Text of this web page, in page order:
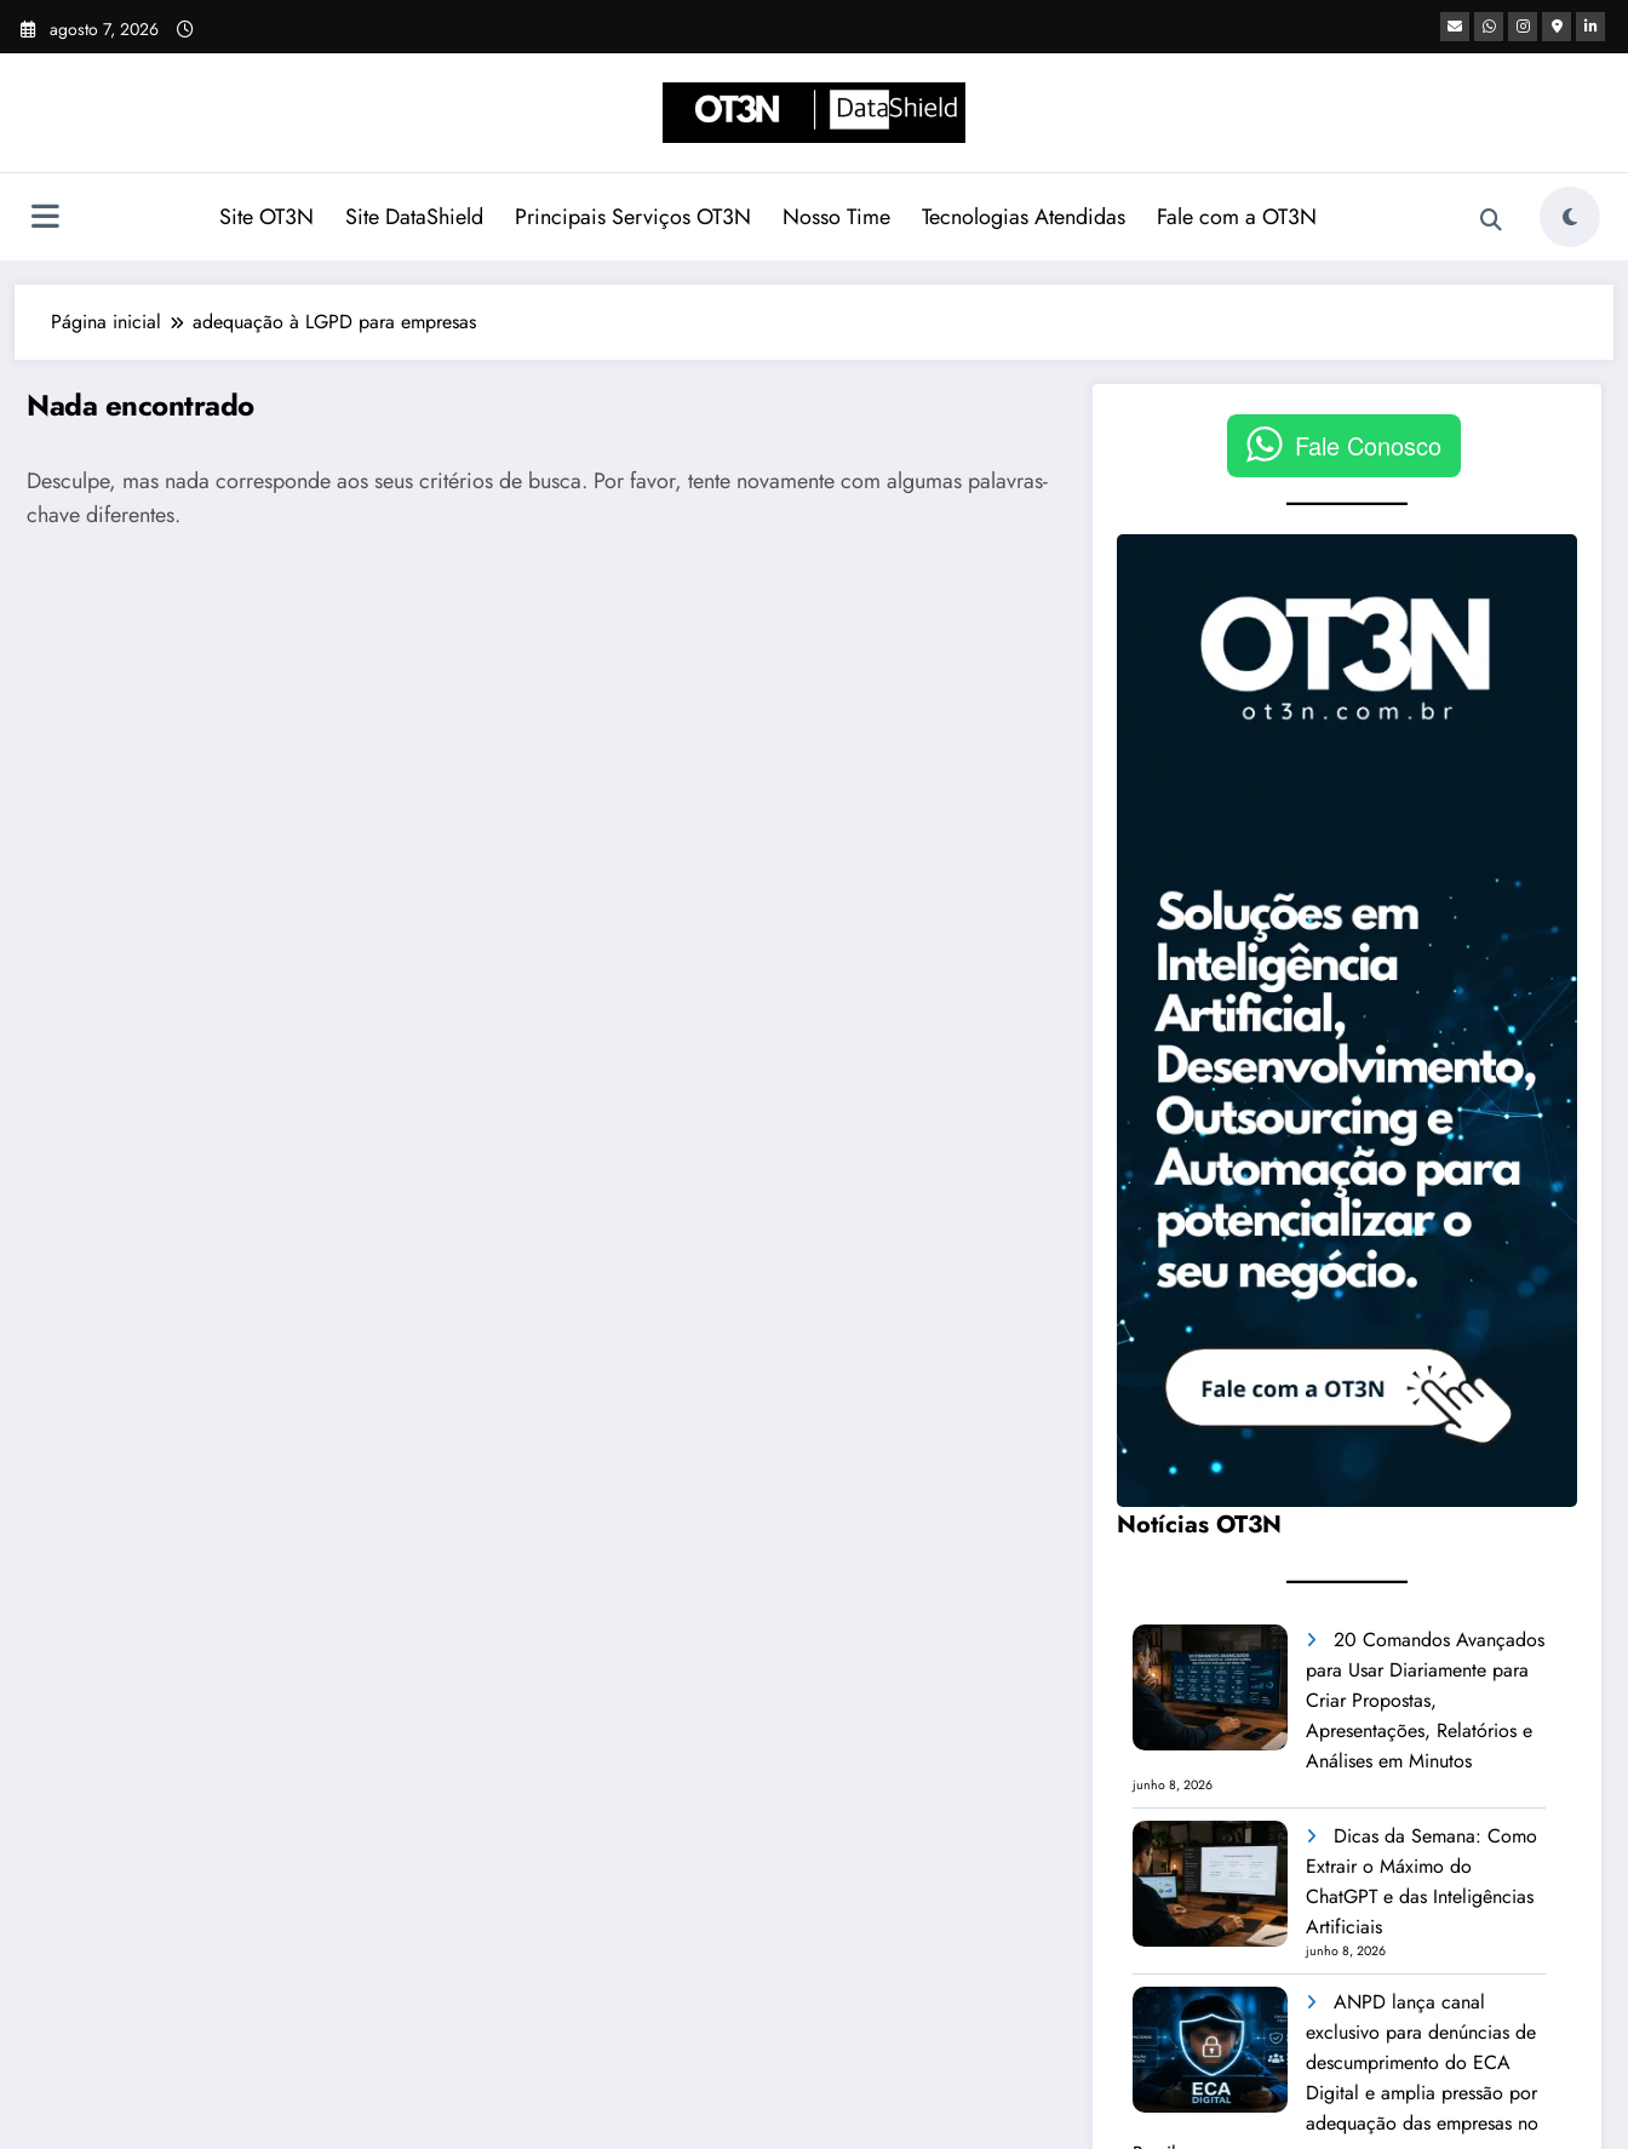
Pular
para
agosto 7, 2026
Site OT3N Site DataShield Principais Serviços OT3N Nosso Time Tecnologias Atendidas Fale com a OT3N
Página inicial adequação à LGPD para empresas
Nada encontrado
Desculpe, mas nada corresponde aos seus critérios de busca. Por favor, tente novamente com algumas palavras-
chave diferentes.
Fale Conosco
Notícias OT3N
20 Comandos Avançados
para Usar Diariamente para
Criar Propostas,
Apresentações, Relatórios e
Análises em Minutos
junho 8, 2026
Dicas da Semana: Como
Extrair o Máximo do
ChatGPT e das Inteligências
Artificiais
junho 8, 2026
ANPD lança canal
exclusivo para denúncias de
descumprimento do ECA
Digital e amplia pressão por
adequação das empresas no